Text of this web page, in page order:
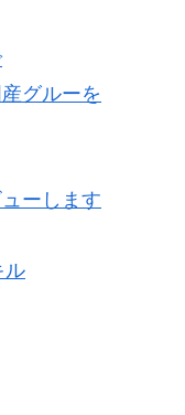
グルーを
ーします
ル